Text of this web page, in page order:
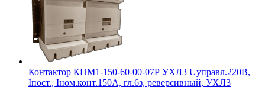
Контактор КПМ1-150-60-00-07Р УХЛ3 Uуправл.220В,
Iпост., Iном.конт.150А, гл.6з, реверсивный, УХЛ3